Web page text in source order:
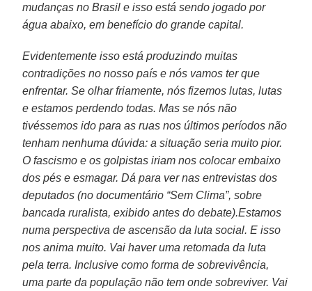
mudanças no Brasil e isso está sendo jogado por
água abaixo, em benefício do grande capital.
Evidentemente isso está produzindo muitas
contradições no nosso país e nós vamos ter que
enfrentar. Se olhar friamente, nós fizemos lutas, lutas
e estamos perdendo todas. Mas se nós não
tivéssemos ido para as ruas nos últimos períodos não
tenham nenhuma dúvida: a situação seria muito pior.
O fascismo e os golpistas iriam nos colocar embaixo
dos pés e esmagar. Dá para ver nas entrevistas dos
deputados (no documentário “Sem Clima”, sobre
bancada ruralista, exibido antes do debate).Estamos
numa perspectiva de ascensão da luta social. E isso
nos anima muito. Vai haver uma retomada da luta
pela terra. Inclusive como forma de sobrevivência,
uma parte da população não tem onde sobreviver. Vai